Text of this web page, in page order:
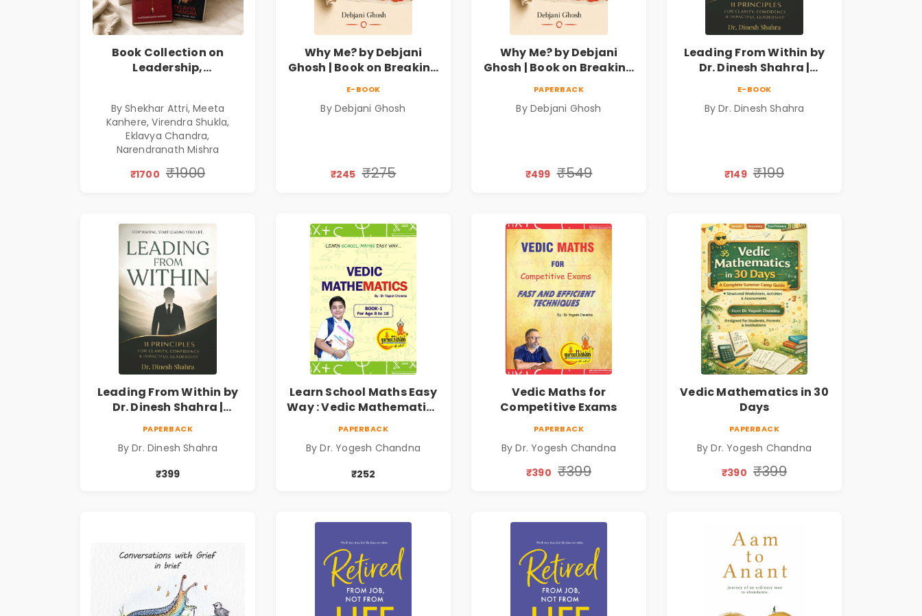
Book Collection on
Leadership,
Mindset & Gen Z
Leadership
By Shekhar Attri, Meeta
Kanhere, Virendra Shukla,
Eklavya Chandra,
Narendranath Mishra
₹1700 ₹1900
Why Me? by Debjani
Ghosh | Book on Breaking
E-BOOK
By Debjani Ghosh
₹245 ₹275
Why Me? by Debjani
Ghosh | Book on Breaking
PAPERBACK
By Debjani Ghosh
₹499 ₹549
Leading From Within by
Dr. Dinesh Shahra |
E-BOOK
By Dr. Dinesh Shahra
₹149 ₹199
Leading From Within by
Dr. Dinesh Shahra |
PAPERBACK
By Dr. Dinesh Shahra
₹399
Learn School Maths Easy
Way : Vedic Mathematics
PAPERBACK
By Dr. Yogesh Chandna
₹252
Vedic Maths for
Competitive Exams
PAPERBACK
By Dr. Yogesh Chandna
₹390 ₹399
Vedic Mathematics in 30
Days
PAPERBACK
By Dr. Yogesh Chandna
₹390 ₹399